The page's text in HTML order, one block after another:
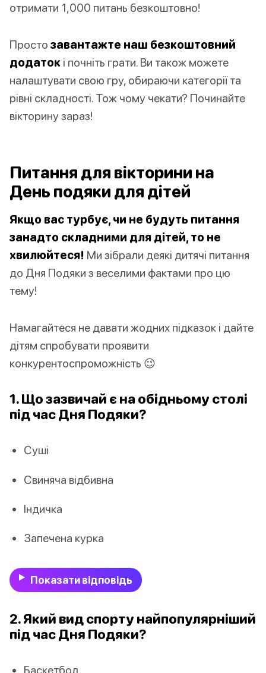
отримати 1,000 питань безкоштовно!
Просто завантажте наш безкоштовний
додаток і почніть грати. Ви також можете
налаштувати свою гру, обираючи категорії та
рівні складності. Тож чому чекати? Починайте
вікторину зараз!
Питання для вікторини на
День подяки для дітей
Якщо вас турбує, чи не будуть питання
занадто складними для дітей, то не
хвилюйтеся! Ми зібрали деякі дитячі питання
до Дня Подяки з веселими фактами про цю
тему!
Намагайтеся не давати жодних підказок і дайте
дітям спробувати проявити
конкурентоспроможність 😉
1. Що зазвичай є на обідньому столі
під час Дня Подяки?
Суші
Свиняча відбивна
Індичка
Запечена курка
Показати відповідь
2. Який вид спорту найпопулярніший
під час Дня Подяки?
Баскетбол